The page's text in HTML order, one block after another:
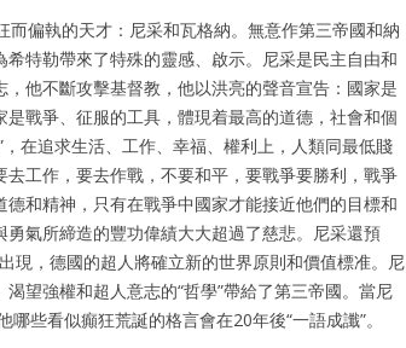
偏執的天才：尼采和瓦格納。無意作第三帝國和納
特勒帶來了特殊的靈感、啟示。尼采是民主自由和
他不斷攻擊基督教，他以洪亮的聲音宣告：國家是
戰爭、征服的工具，體現着最高的道德，社會和個
在追求生活、工作、幸福、權利上，人類同最低賤
工作，要去作戰，不要和平，要戰爭要勝利，戰爭
和精神，只有在戰爭中國家才能接近他們的目標和
氣所締造的豐功偉績大大超過了慈悲。尼采還預
現，德國的超人將確立新的世界原則和價值標准。尼
望強權和超人意志的“哲學”帶給了第三帝國。當尼
些看似癲狂荒誕的格言會在20年後“一語成讖”。